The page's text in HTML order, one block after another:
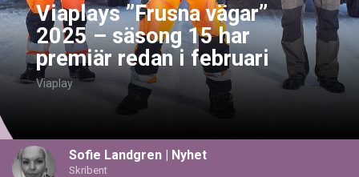
Viaplays ”Frusna vägar”
2025 – säsong 15 har
premiär redan i februari
Viaplay
Sofie Landgren | Nyhet
Skribent